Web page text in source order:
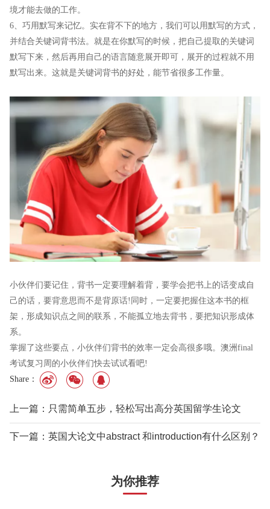
境才能去做的工作。
6、巧用默写来记忆。实在背不下的地方，我们可以用默写的方式，
并结合关键词背书法。就是在你默写的时候，把自己提取的关键词
默写下来，然后再用自己的语言随意展开即可，展开的过程就不用
默写出来。这就是关键词背书的好处，能节省很多工作量。
小伙伴们要记住，背书一定要理解着背，要学会把书上的话变成自
己的话，要背意思而不是背原话!同时，一定要把握住这本书的框
架，形成知识点之间的联系，不能孤立地去背书，要把知识形成体
系。
掌握了这些要点，小伙伴们背书的效率一定会高很多哦。澳洲final
考试复习周的小伙伴们快去试试看吧!
Share：
上一篇：只需简单五步，轻松写出高分英国留学生论文
下一篇：英国大论文中abstract 和introduction有什么区别？
为你推荐